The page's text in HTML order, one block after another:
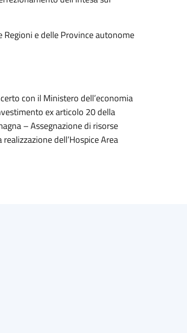
Regioni e delle Province autonome
con il Ministero dell’economia
ex articolo 20 della
– Assegnazione di risorse
dell’Hospice Area